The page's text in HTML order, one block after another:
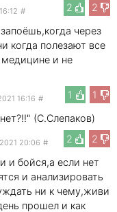
2
2
#
через
когда полезают все
медицине и не
1
1
16:16 #
(С.Слепаков)
2
2
20:06 #
и бойся,а если нет
и анализировать
ни к чему,живи
прошел и как